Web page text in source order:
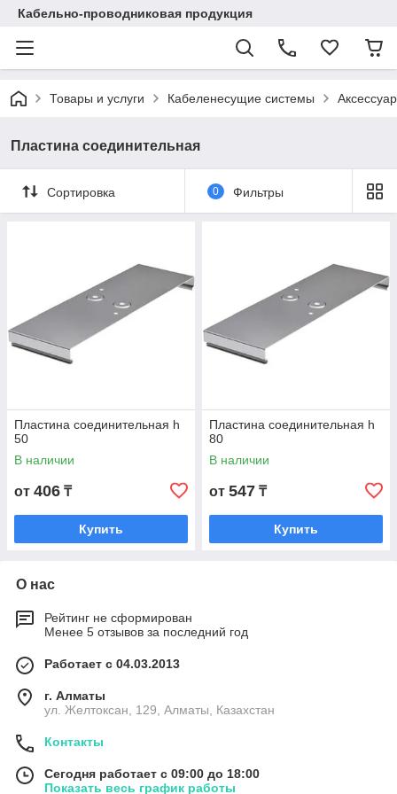
Кабельно-проводниковая продукция
Товары и услуги Кабеленесущие системы
Пластина соединительная
Сортировка 0 Фильтры
Пластина соединительная h
50
В наличии
от 406 ₸
Купить
Пластина соединительная h
80
В наличии
от 547 ₸
Купить
О нас
Рейтинг не сформирован
Менее 5 отзывов за последний год
Работает с 04.03.2013
г. Алматы
ул. Желтоксан, 129, Алматы, Казахстан
Контакты
Сегодня работает с 09:00 до 18:00
Показать весь график работы